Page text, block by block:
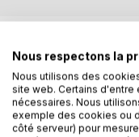
Si l'origine d'une
pas oublier que les
n'agissent sur les
Nous respectons la
Nous utilisons des
site web. Certains
nécessaires. Nous
exemple des cookies ou
côté serveur) pour